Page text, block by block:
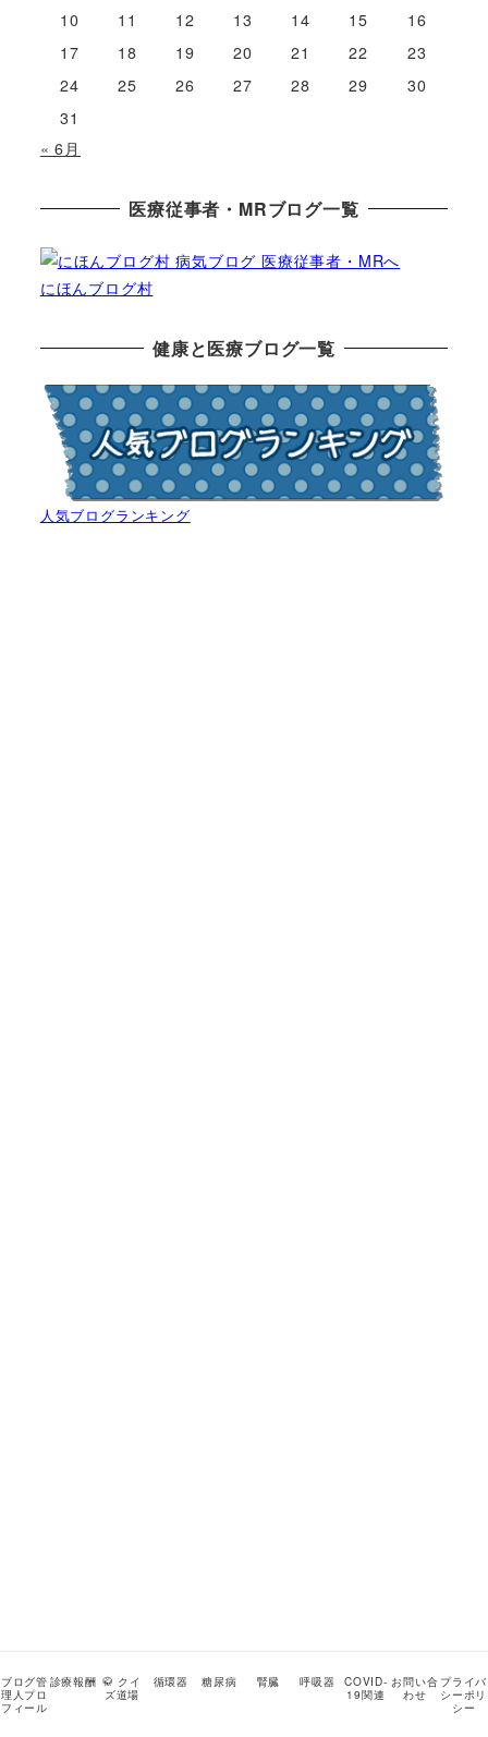
10
11 12 13 14 15
16
17
18 19 20 21 22
23
24
25 26 27 28 29
30
31
« 6月
医療従事者・MRブログ一覧
にほんブログ村
健康と医療ブログ一覧
人気ブログランキング
ブログ管
理人プロ
フィール
診療報酬 🥋 クイ
ズ道場
循環器 糖尿病 腎臓 呼吸器
COVID-
19関連
お問い合
わせ
プライバ
シーポリ
シー